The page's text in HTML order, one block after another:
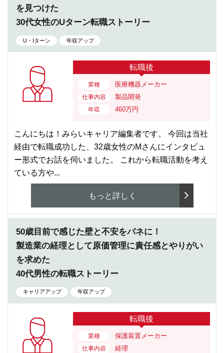
を見つけた
30代女性のUターン転職ストーリー
U・Iターン 年収アップ
転職後
業種 医療機器メーカー
仕事内容 製品開発
年収 460万円
こんにちは！みらいキャリア編集者です。 今回は当社
経由で転職成功した、32歳女性のMさんにインタビュ
ー形式でお話を伺いました。 これから転職活動を考え
ている方や...
もっと詳しく
50歳目前で感じた壁と不安をバネに！
製造業の経理として原価管理に責任感とやりがい
を求めた
40代男性の転職ストーリー
キャリアアップ 年収アップ
転職後
業種 保護装置メーカー
仕事内容 経理